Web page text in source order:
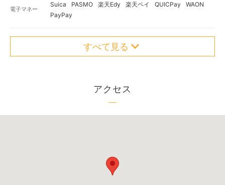
電子マネー
Suica PASMO 楽天Edy 楽天ペイ QUICPay
WAON
PayPay
すべて見る
アクセス